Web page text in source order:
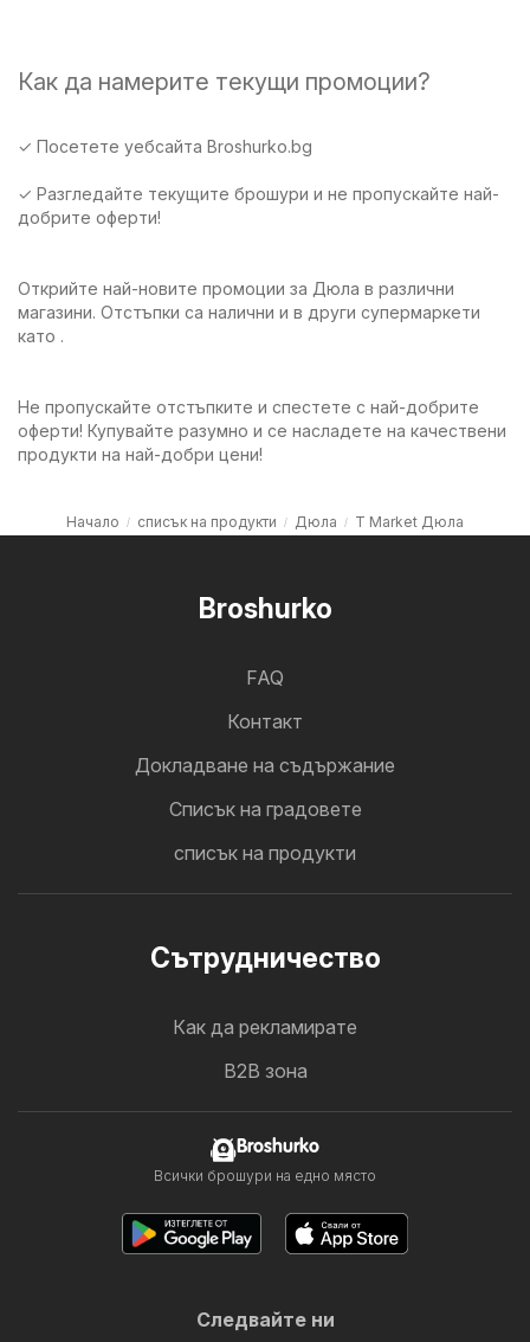
Как да намерите текущи промоции?
✓ Посетете уебсайта Broshurko.bg
✓ Разгледайте текущите брошури и не пропускайте най-
добрите оферти!
Открийте най-новите промоции за Дюла в различни
магазини. Отстъпки са налични и в други супермаркети
като .
Не пропускайте отстъпките и спестете с най-добрите
оферти! Купувайте разумно и се насладете на качествени
продукти на най-добри цени!
Начало списък на продукти Дюла T Market Дюла
Broshurko
FAQ
Контакт
Докладване на съдържание
Cписък на градовете
списък на продукти
Cътрудничество
Как да рекламирате
B2B зона
Broshurko
Всички брошури на едно място
Следвайте ни